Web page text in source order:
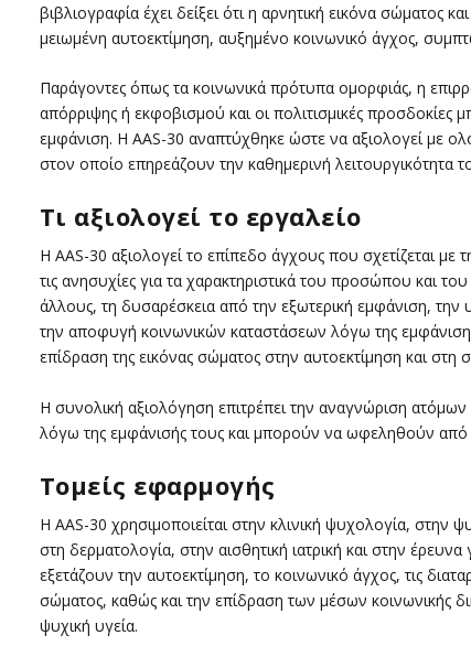
βιβλιογραφία έχει δείξει ότι η αρνητική εικόνα σώματος
μειωμένη αυτοεκτίμηση, αυξημένο κοινωνικό άγχος,
Παράγοντες όπως τα κοινωνικά πρότυπα ομορφιάς, η
απόρριψης ή εκφοβισμού και οι πολιτισμικές προσδοκίες
εμφάνιση. Η AAS-30 αναπτύχθηκε ώστε να αξιολογεί με
στον οποίο επηρεάζουν την καθημερινή λειτουργικότητα
Τι αξιολογεί το εργαλείο
Η AAS-30 αξιολογεί το επίπεδο άγχους που σχετίζεται με
τις ανησυχίες για τα χαρακτηριστικά του προσώπου και
άλλους, τη δυσαρέσκεια από την εξωτερική εμφάνιση, την
την αποφυγή κοινωνικών καταστάσεων λόγω της
επίδραση της εικόνας σώματος στην αυτοεκτίμηση και στη
Η συνολική αξιολόγηση επιτρέπει την αναγνώριση
λόγω της εμφάνισής τους και μπορούν να ωφεληθούν
Τομείς εφαρμογής
Η AAS-30 χρησιμοποιείται στην κλινική ψυχολογία, στην
στη δερματολογία, στην αισθητική ιατρική και στην
εξετάζουν την αυτοεκτίμηση, το κοινωνικό άγχος, τις
σώματος, καθώς και την επίδραση των μέσων κοινωνικής
ψυχική υγεία.